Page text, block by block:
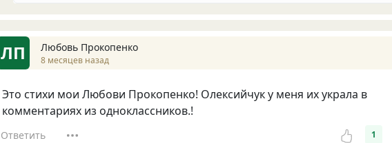
ЛП Любовь Прокопенко
8 месяцев назад
Это стихи мои Любови Прокопенко! Олексийчук у меня их украла в
комментариях из одноклассников.!
Ответить 1